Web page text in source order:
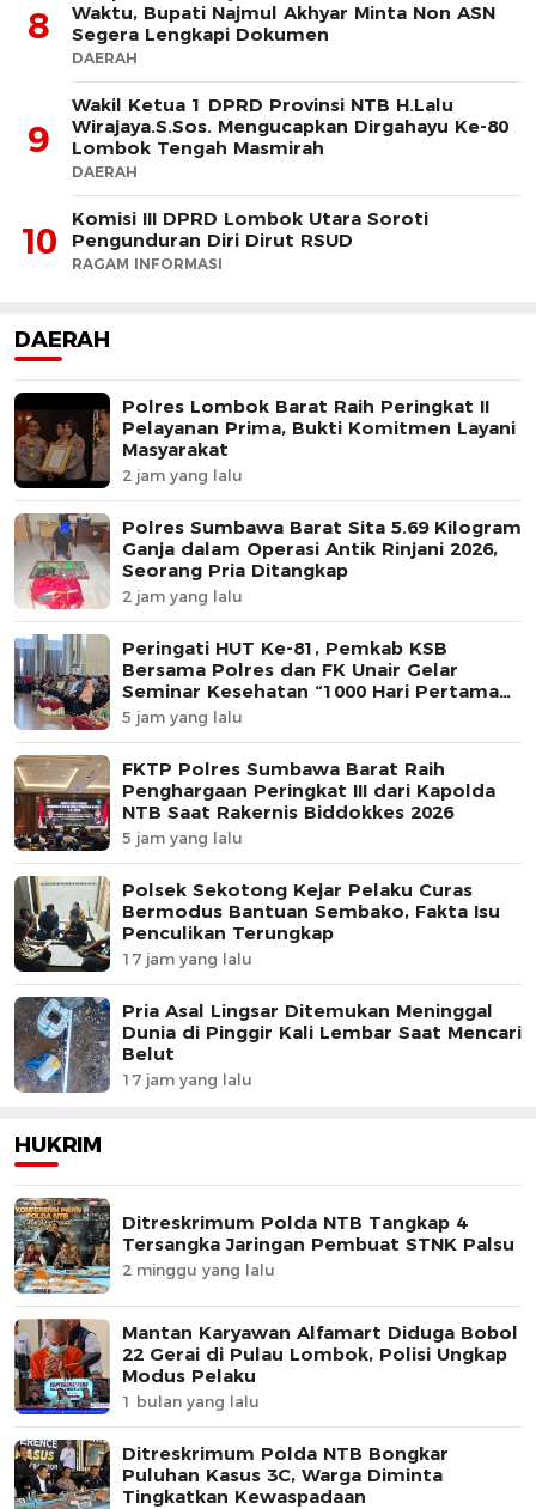
8
Waktu, Bupati Najmul Akhyar Minta Non ASN
Segera Lengkapi Dokumen
DAERAH
9
Wakil Ketua 1 DPRD Provinsi NTB H.Lalu
Wirajaya.S.Sos. Mengucapkan Dirgahayu Ke-80
Lombok Tengah Masmirah
DAERAH
10
Komisi III DPRD Lombok Utara Soroti
Pengunduran Diri Dirut RSUD
RAGAM INFORMASI
DAERAH
Polres Lombok Barat Raih Peringkat II
Pelayanan Prima, Bukti Komitmen Layani
Masyarakat
2 jam yang lalu
Polres Sumbawa Barat Sita 5.69 Kilogram
Ganja dalam Operasi Antik Rinjani 2026,
Seorang Pria Ditangkap
2 jam yang lalu
Peringati HUT Ke-81, Pemkab KSB
Bersama Polres dan FK Unair Gelar
Seminar Kesehatan “1000 Hari Pertama
Kehidupan”
5 jam yang lalu
FKTP Polres Sumbawa Barat Raih
Penghargaan Peringkat III dari Kapolda
NTB Saat Rakernis Biddokkes 2026
5 jam yang lalu
Polsek Sekotong Kejar Pelaku Curas
Bermodus Bantuan Sembako, Fakta Isu
Penculikan Terungkap
17 jam yang lalu
Pria Asal Lingsar Ditemukan Meninggal
Dunia di Pinggir Kali Lembar Saat Mencari
Belut
17 jam yang lalu
HUKRIM
Ditreskrimum Polda NTB Tangkap 4
Tersangka Jaringan Pembuat STNK Palsu
2 minggu yang lalu
Mantan Karyawan Alfamart Diduga Bobol
22 Gerai di Pulau Lombok, Polisi Ungkap
Modus Pelaku
1 bulan yang lalu
Ditreskrimum Polda NTB Bongkar
Puluhan Kasus 3C, Warga Diminta
Tingkatkan Kewaspadaan